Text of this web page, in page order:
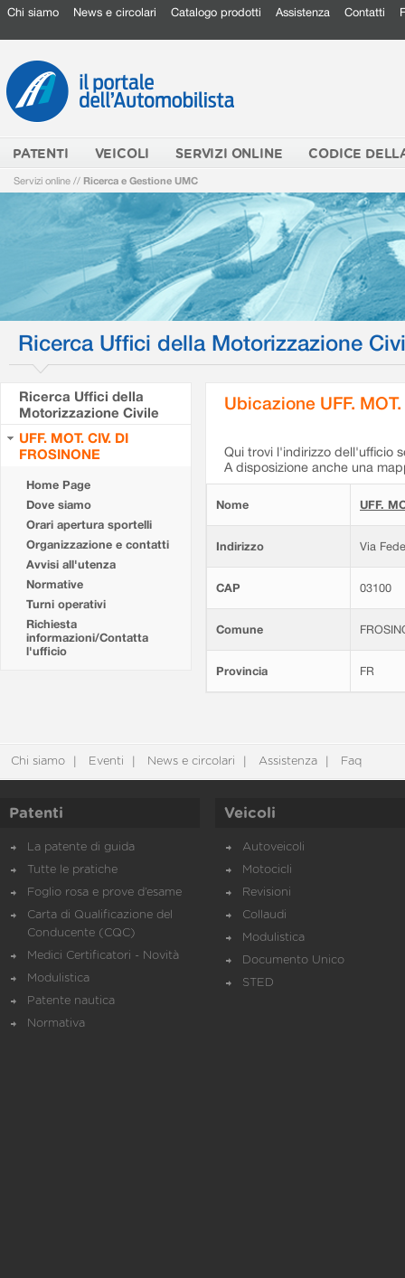
Chi siamo News e circolari Catalogo prodotti Assistenza Contatti
PATENTI VEICOLI SERVIZI ONLINE CODICE
Servizi online // Ricerca e Gestione UMC
Ricerca Uffici della Motorizzazione
Ricerca Uffici della
Motorizzazione Civile
UFF. MOT. CIV. DI
FROSINONE
Home Page
Dove siamo
Orari apertura sportelli
Organizzazione e contatti
Avvisi all'utenza
Normative
Turni operativi
Richiesta
informazioni/Contatta
l'ufficio
Ubicazione UFF.
Qui trovi l'indirizzo dell'ufficio
A disposizione anche una
Nome UFF.
Indirizzo Via
CAP 03100
Comune
Provincia FR
Chi siamo Eventi News e circolari Assistenza Faq
Patenti
La patente di guida
Tutte le pratiche
Foglio rosa e prove d’esame
Carta di Qualificazione del
Conducente (CQC)
Medici Certificatori - Novità
Modulistica
Patente nautica
Normativa
Veicoli
Autoveicoli
Motocicli
Revisioni
Collaudi
Modulistica
Documento Unico
STED